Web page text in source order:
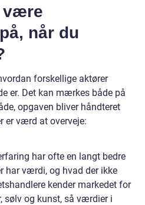
være
når du
forskellige aktører
er. Det kan mærkes både på
opgaven bliver håndteret
er værd at overveje:
har ofte en langt bedre
har værdi, og hvad der ikke
kender markedet for
sølv og kunst, så værdier i